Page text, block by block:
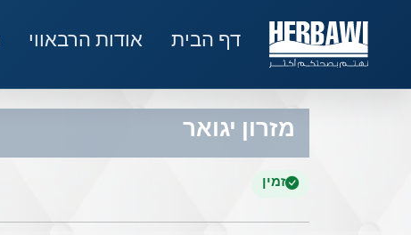
דף הבית אודות הרבאווי
מזרון יגואר
זמין